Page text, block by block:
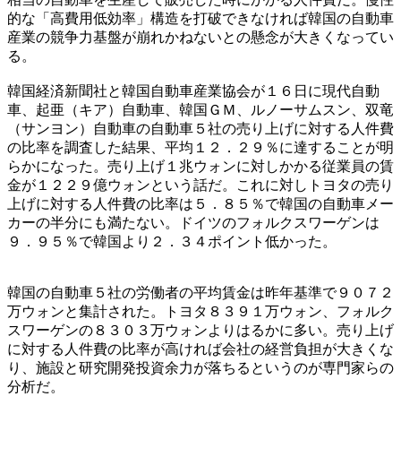
的な「高費用低効率」構造を打破できなければ韓国の自動車
産業の競争力基盤が崩れかねないとの懸念が大きくなってい
る。
韓国経済新聞社と韓国自動車産業協会が１６日に現代自動
車、起亜（キア）自動車、韓国ＧＭ、ルノーサムスン、双竜
（サンヨン）自動車の自動車５社の売り上げに対する人件費
の比率を調査した結果、平均１２．２９％に達することが明
らかになった。売り上げ１兆ウォンに対しかかる従業員の賃
金が１２２９億ウォンという話だ。これに対しトヨタの売り
上げに対する人件費の比率は５．８５％で韓国の自動車メー
カーの半分にも満たない。ドイツのフォルクスワーゲンは
９．９５％で韓国より２．３４ポイント低かった。
韓国の自動車５社の労働者の平均賃金は昨年基準で９０７２
万ウォンと集計された。トヨタ８３９１万ウォン、フォルク
スワーゲンの８３０３万ウォンよりはるかに多い。売り上げ
に対する人件費の比率が高ければ会社の経営負担が大きくな
り、施設と研究開発投資余力が落ちるというのが専門家らの
分析だ。